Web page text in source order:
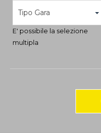
Tipo Gara
E' possibile la selezione
multipla